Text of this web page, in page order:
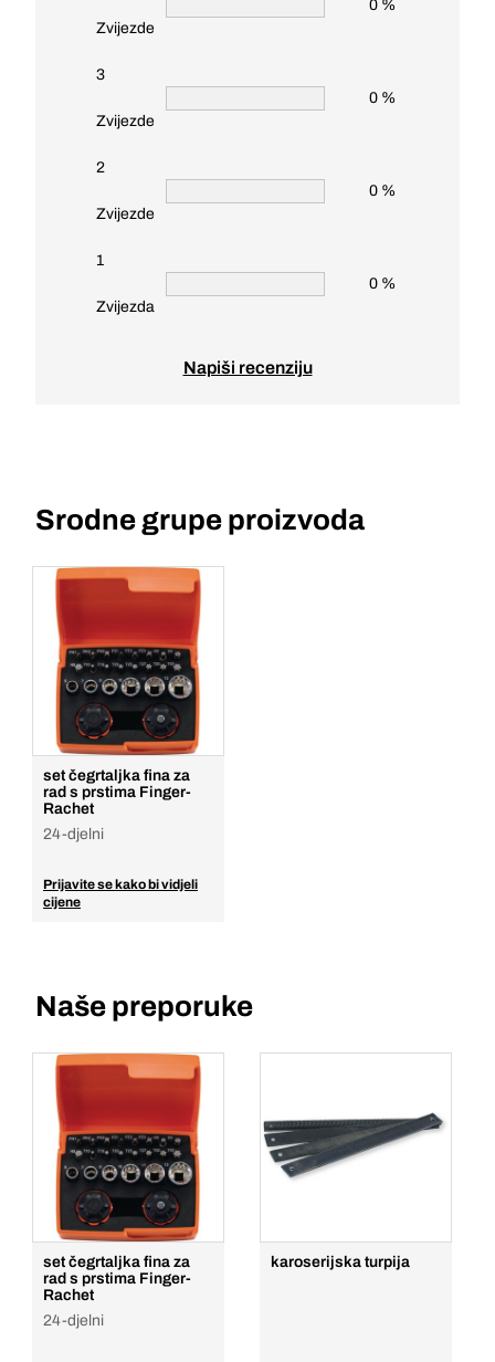
Zvijezde
0 %
3
Zvijezde
0 %
2
Zvijezde
0 %
1
Zvijezda
0 %
Napiši recenziju
Srodne grupe proizvoda
set čegrtaljka fina za
rad s prstima Finger-
Rachet
24-djelni
Prijavite se kako bi vidjeli
cijene
Naše preporuke
set čegrtaljka fina za
rad s prstima Finger-
Rachet
24-djelni
karoserijska turpija